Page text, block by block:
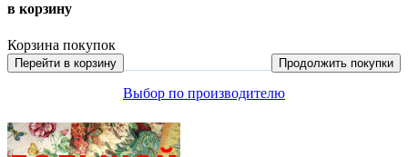
в корзину
Корзина покупок
Перейти в корзину Продолжить покупки
Выбор по производителю